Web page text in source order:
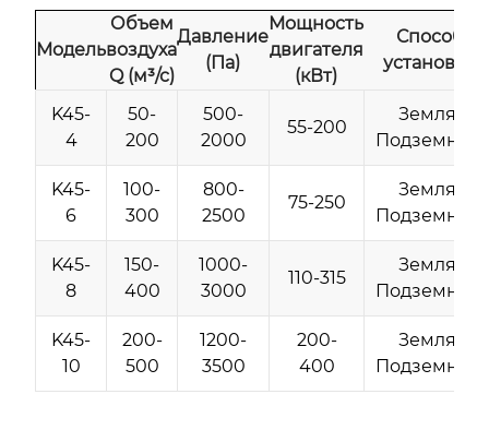
Модель
Объем
воздуха
Q (м³/с)
Давление
(Па)
Мощность
двигателя
(кВт)
Способ
установки
K45-
4
50-
200
500-
2000
55-200
Земля/
Подземный
K45-
6
100-
300
800-
2500
75-250
Земля/
Подземный
K45-
8
150-
400
1000-
3000
110-315
Земля/
Подземный
K45-
10
200-
500
1200-
3500
200-
400
Земля/
Подземный